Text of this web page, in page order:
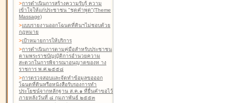
>การดำเนินการสร้างความรับรู้ ความ
เข้าใจให้แก่ประชาชน "ชุดคำพูด"(Theme
Massage)
>แบบรายงานออกโฉนดที่ดินฯไม่ชอบด้วย
กฎหมาย
>เป้าหมายการให้บริการ
>การดำเนินการตามคู่มือสำหรับประชาชน
ตามพระราชบัญญัติการอำนวยความ
สะดวกในการพิจารณาอนุญาตของท าง
ราชการ พ.ศ.๒๕๕๘
>การตรวจสอบและจัดทำข้อมูลขอออก
โฉนดที่ดินหรือหนังสือรับรองการทำ
ประโยชน์จากหลักฐาน ส.ค.๑ ที่ยื่นคำขอไว้
ภายหลังวันที่ ๘ กุมภาพันธ์ ๒๕๕๓